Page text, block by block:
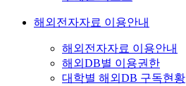
해외전자자료 이용안내
해외전자자료 이용안내
해외DB별 이용권한
대학별 해외DB 구독현황